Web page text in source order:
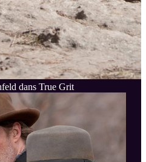
dans True Grit